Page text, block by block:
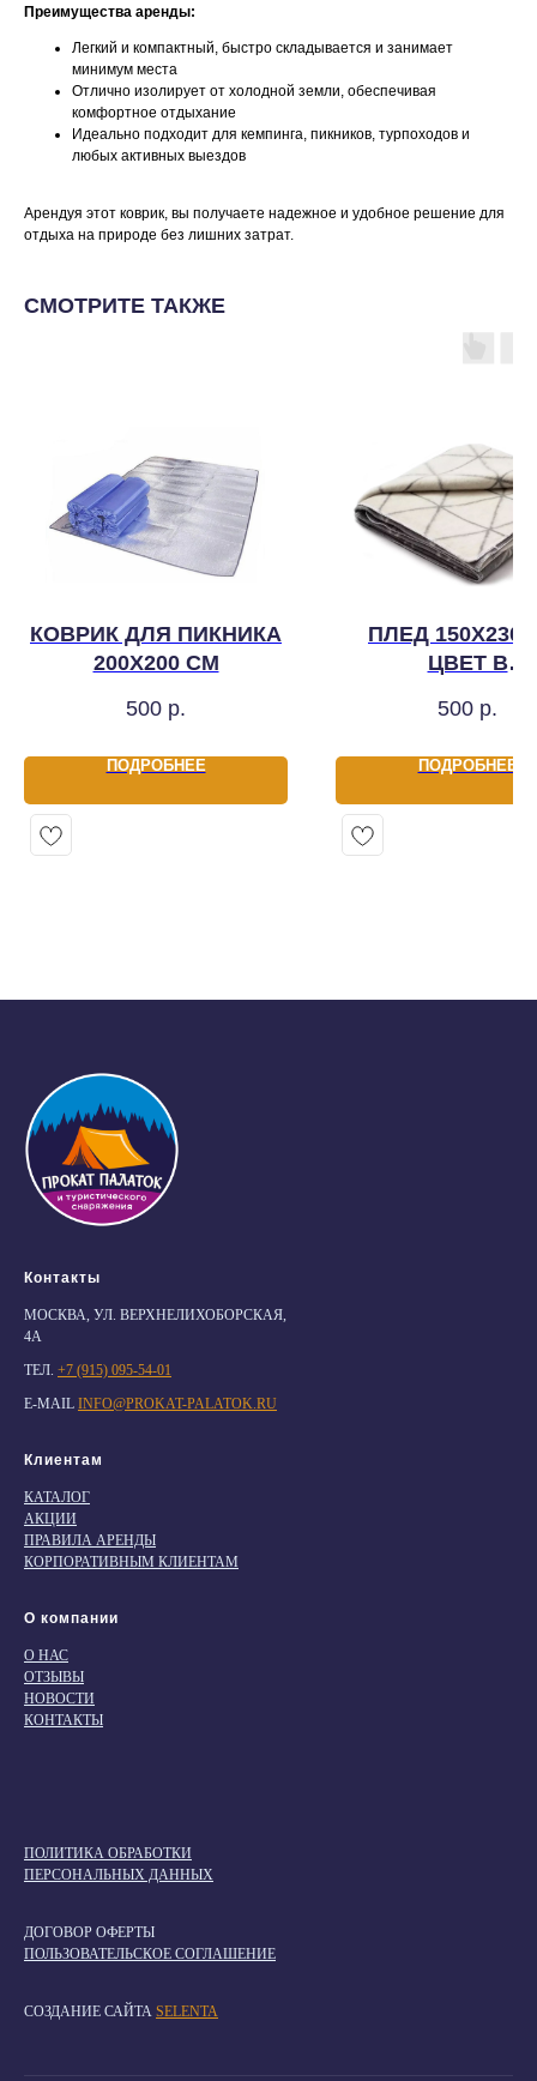
Преимущества аренды:
Легкий и компактный, быстро складывается и занимает
минимум места
Отлично изолирует от холодной земли, обеспечивая
комфортное отдыхание
Идеально подходит для кемпинга, пикников, турпоходов и
любых активных выездов
Арендуя этот коврик, вы получаете надежное и удобное решение для
отдыха на природе без лишних затрат.
СМОТРИТЕ ТАКЖЕ
КОВРИК ДЛЯ ПИКНИКА
200Х200 СМ
500 р.
ПОДРОБНЕЕ
ПЛЕД 150Х230
ЦВЕТ В
500 р.
ПОДРОБНЕЕ
Контакты
МОСКВА, УЛ. ВЕРХНЕЛИХОБОРСКАЯ,
4А
ТЕЛ. +7 (915) 095-54-01
E-MAIL INFO@PROKAT-PALATOK.RU
Клиентам
КАТАЛОГ
АКЦИИ
ПРАВИЛА АРЕНДЫ
КОРПОРАТИВНЫМ КЛИЕНТАМ
О компании
О НАС
ОТЗЫВЫ
НОВОСТИ
КОНТАКТЫ
ПОЛИТИКА ОБРАБОТКИ
ПЕРСОНАЛЬНЫХ ДАННЫХ
ДОГОВОР ОФЕРТЫ
ПОЛЬЗОВАТЕЛЬСКОЕ СОГЛАШЕНИЕ
СОЗДАНИЕ САЙТА SELENTA